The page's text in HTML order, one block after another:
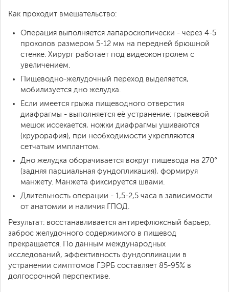
Как проходит вмешательство:
Операция выполняется лапароскопически - через 4-5
проколов размером 5-12 мм на передней брюшной
стенке. Хирург работает под видеоконтролем с
увеличением.
Пищеводно-желудочный переход выделяется,
мобилизуется дно желудка.
Если имеется грыжа пищеводного отверстия
диафрагмы - выполняется её устранение: грыжевой
мешок иссекается, ножки диафрагмы ушиваются
(крурорафия), при необходимости укрепляются
сетчатым имплантом.
Дно желудка оборачивается вокруг пищевода на 270°
(задняя парциальная фундопликация), формируя
манжету. Манжета фиксируется швами.
Длительность операции - 1,5-2,5 часа в зависимости
от анатомии и наличия ГПОД.
Результат: восстанавливается антирефлюксный барьер,
заброс желудочного содержимого в пищевод
прекращается. По данным международных
исследований, эффективность фундопликации в
устранении симптомов ГЭРБ составляет 85-95% в
долгосрочной перспективе.